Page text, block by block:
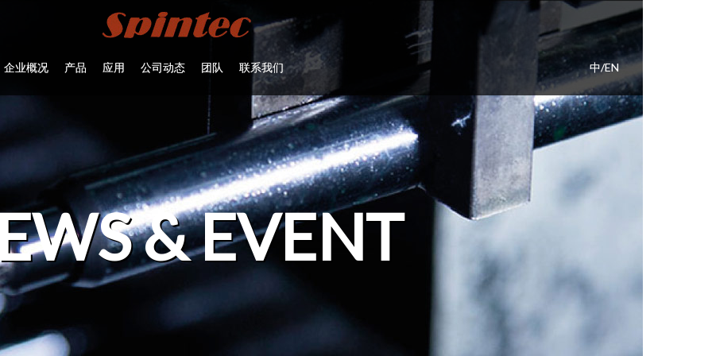
& EVENT
企业概况 产品 应用 公司动态 团队 联系我们 中/EN